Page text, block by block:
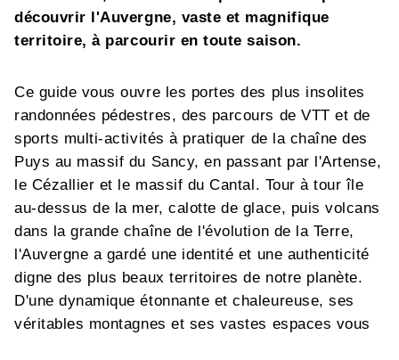
découvrir l'Auvergne, vaste et magnifique
territoire, à parcourir en toute saison.
Ce guide vous ouvre les portes des plus insolites
randonnées pédestres, des parcours de VTT et de
sports multi-activités à pratiquer de la chaîne des
Puys au massif du Sancy, en passant par l'Artense,
le Cézallier et le massif du Cantal. Tour à tour île
au-dessus de la mer, calotte de glace, puis volcans
dans la grande chaîne de l'évolution de la Terre,
l'Auvergne a gardé une identité et une authenticité
digne des plus beaux territoires de notre planète.
D'une dynamique étonnante et chaleureuse, ses
véritables montagnes et ses vastes espaces vous